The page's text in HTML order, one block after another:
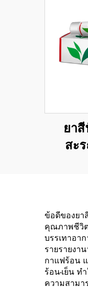
ยา
สะ
ข้อดีของยา
คุณภาพชีวิต
บรรเทาอา
รายรายงา
กาแฟร้อน
ร้อน-เย็น
ความสามา